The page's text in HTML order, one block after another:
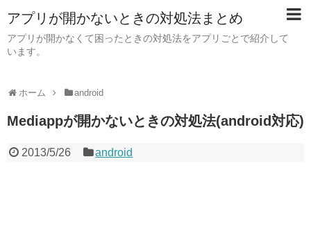
アプリが開かないときの対処法まとめ
アプリが開かなくて困ったときの対処法をアプリごとで紹介して
います。
ホーム android
Mediappが開かないときの対処法(android対応)
2013/5/26 android